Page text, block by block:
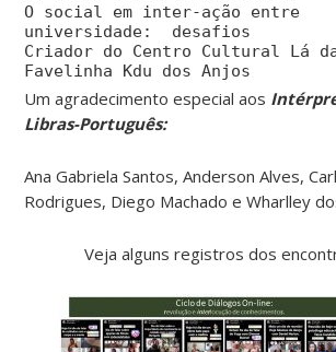
O social em inter-ação entre
universidade: desafios
Criador do Centro Cultural Lá
Favelinha Kdu dos Anjos
Um agradecimento especial aos
Libras-Português:
Ana Gabriela Santos, Anderson Alves,
Rodrigues, Diego Machado e Wharlley
Veja alguns registros dos